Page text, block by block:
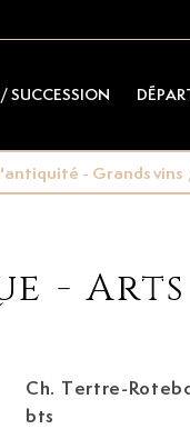
SUCCESSION
- Grands vins
-
Ch. Tertre-
bts